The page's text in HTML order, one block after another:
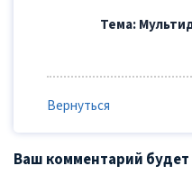
Тема:
Вернуться
Ваш комментарий